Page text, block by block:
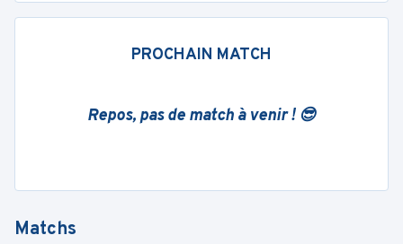
PROCHAIN MATCH
Repos, pas de match à venir ! 😎
Matchs